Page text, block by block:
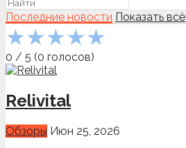
Последние новости Показать всё
★★★★★
0 / 5 (0 голосов)
Relivital
Обзоры Июн 25, 2026